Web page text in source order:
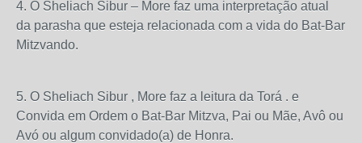
4. O Sheliach Sibur – More faz uma interpretação atual
da parasha que esteja relacionada com a vida do Bat-Bar
Mitzvando.
5. O Sheliach Sibur , More faz a leitura da Torá . e
Convida em Ordem o Bat-Bar Mitzva, Pai ou Mãe, Avô ou
Avó ou algum convidado(a) de Honra.